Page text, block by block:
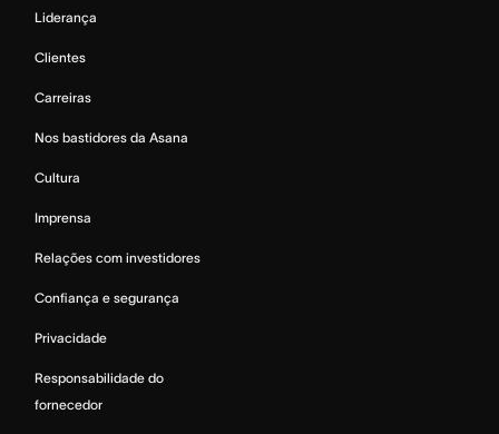
Liderança
Clientes
Carreiras
Nos bastidores da Asana
Cultura
Imprensa
Relações com investidores
Confiança e segurança
Privacidade
Responsabilidade do
fornecedor